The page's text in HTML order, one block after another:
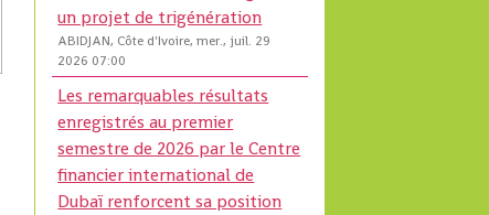
un projet de trigénération
ABIDJAN, Côte d'Ivoire, mer., juil. 29
2026 07:00
Les remarquables résultats
enregistrés au premier
semestre de 2026 par le Centre
financier international de
Dubaï renforcent sa position